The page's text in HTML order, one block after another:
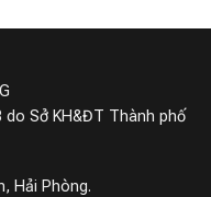
do Sở KH&ĐT Thành phố
Hải Phòng.